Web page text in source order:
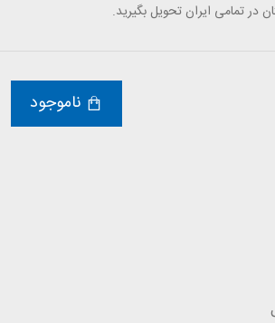
در تمامی ایران تحویل بگیرید.
ناموجود